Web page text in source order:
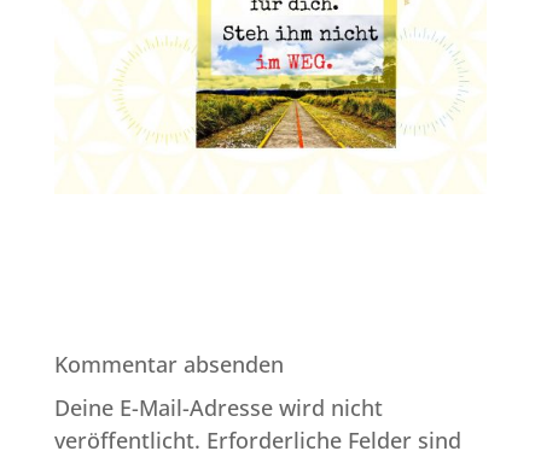
Kommentar absenden
Deine E-Mail-Adresse wird nicht
veröffentlicht. Erforderliche Felder sind